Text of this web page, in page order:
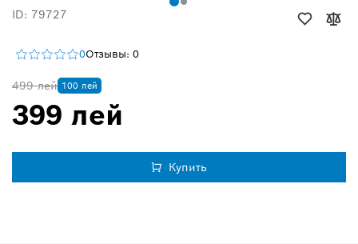
ID: 79727
0Отзывы: 0
499 лей 100 лей
399 лей
Купить